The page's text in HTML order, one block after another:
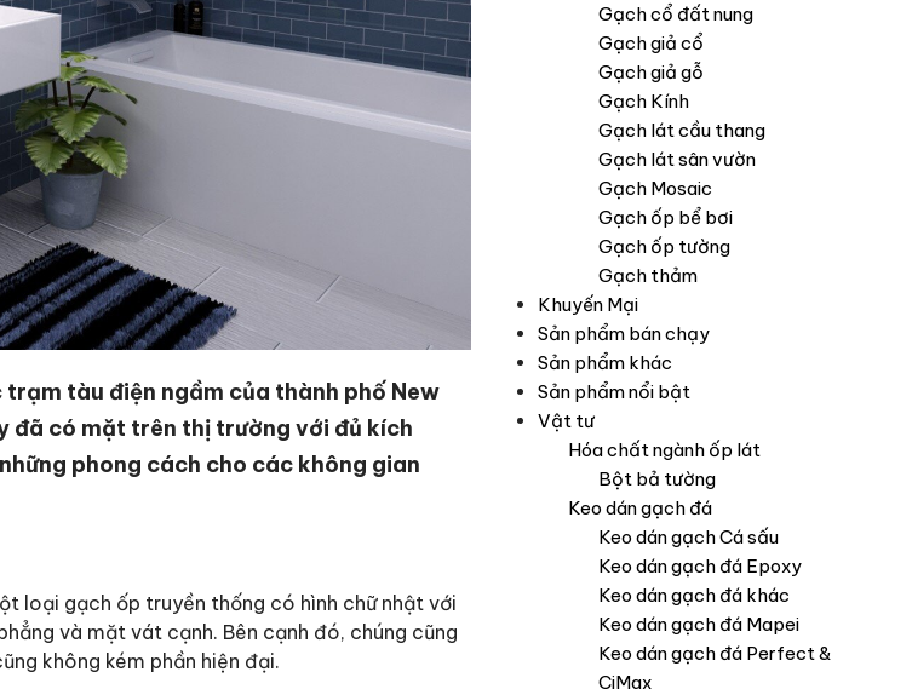
tàu điện ngầm của thành phố New
đã có mặt trên thị trường với đủ kích
phong cách cho các không gian
loại gạch ốp truyền thống có hình chữ nhật với
và mặt vát cạnh. Bên cạnh đó, chúng cũng
không kém phần hiện đại.
Gạch cổ đất nung
Gạch giả cổ
Gạch giả gỗ
Gạch Kính
Gạch lát cầu thang
Gạch lát sân vườn
Gạch Mosaic
Gạch ốp bể bơi
Gạch ốp tường
Gạch thảm
Khuyến Mại
Sản phẩm bán chạy
Sản phẩm khác
Sản phẩm nổi bật
Vật tư
Hóa chất ngành ốp lát
Bột bả tường
Keo dán gạch đá
Keo dán gạch Cá sấu
Keo dán gạch đá Epoxy
Keo dán gạch đá khác
Keo dán gạch đá Mapei
Keo dán gạch đá Perfect &
CiMax